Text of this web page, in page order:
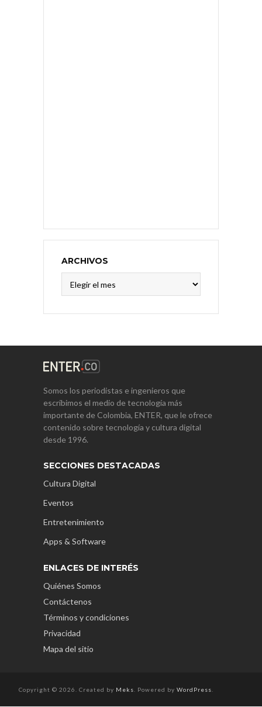
ARCHIVOS
Somos los periodistas e ingenieros que
escribimos el medio de tecnología más
importante de Colombia, ENTER, que le ofrece
contenido sobre tecnología y cultura digital
desde 1996.
SECCIONES DESTACADAS
Cultura Digital
Eventos
Entretenimiento
Apps & Software
ENLACES DE INTERÉS
Quiénes Somos
Contáctenos
Términos y condiciones
Privacidad
Mapa del sitio
Copyright © 2026. Created by Meks . Powered by WordPress